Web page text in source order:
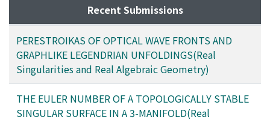
Recent Submissions
PERESTROIKAS OF OPTICAL WAVE FRONTS AND
GRAPHLIKE LEGENDRIAN UNFOLDINGS(Real
Singularities and Real Algebraic Geometry)
THE EULER NUMBER OF A TOPOLOGICALLY STABLE
SINGULAR SURFACE IN A 3-MANIFOLD(Real